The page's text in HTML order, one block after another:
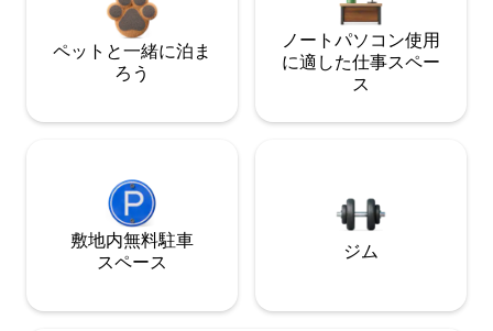
ペットと一緒に泊ま
ろう
ノートパソコン使用
に適した仕事スペー
ス
敷地内無料駐⁠車
ス⁠ペ⁠ー⁠ス
ジム